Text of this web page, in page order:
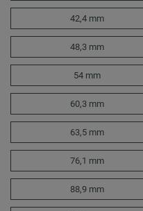
42,4 mm
48,3 mm
54 mm
60,3 mm
63,5 mm
76,1 mm
88,9 mm